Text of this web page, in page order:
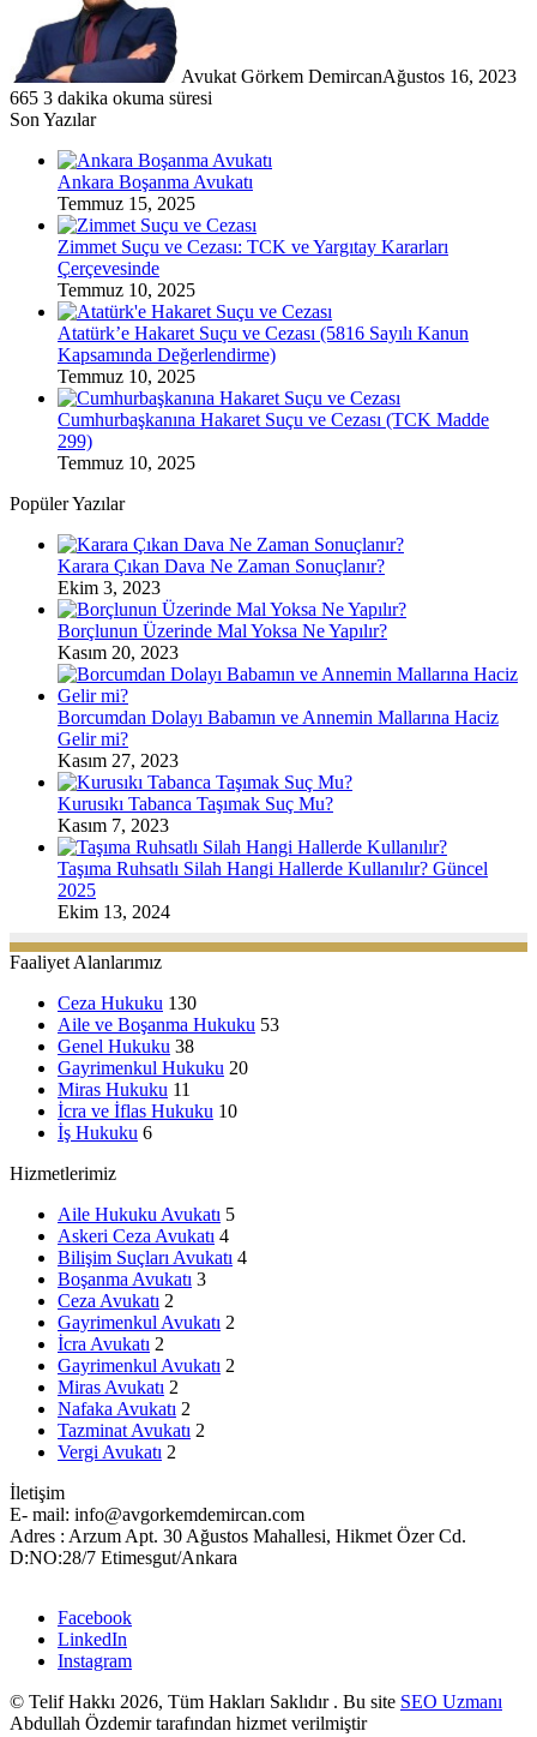
Avukat Görkem DemircanAğustos 16, 2023
665 3 dakika okuma süresi
Son Yazılar
Ankara Boşanma Avukatı
Temmuz 15, 2025
Zimmet Suçu ve Cezası: TCK ve Yargıtay Kararları
Çerçevesinde
Temmuz 10, 2025
Atatürk’e Hakaret Suçu ve Cezası (5816 Sayılı Kanun
Kapsamında Değerlendirme)
Temmuz 10, 2025
Cumhurbaşkanına Hakaret Suçu ve Cezası (TCK Madde
299)
Temmuz 10, 2025
Popüler Yazılar
Karara Çıkan Dava Ne Zaman Sonuçlanır?
Ekim 3, 2023
Borçlunun Üzerinde Mal Yoksa Ne Yapılır?
Kasım 20, 2023
Borcumdan Dolayı Babamın ve Annemin Mallarına Haciz
Gelir mi?
Kasım 27, 2023
Kurusıkı Tabanca Taşımak Suç Mu?
Kasım 7, 2023
Taşıma Ruhsatlı Silah Hangi Hallerde Kullanılır? Güncel
2025
Ekim 13, 2024
Faaliyet Alanlarımız
Ceza Hukuku 130
Aile ve Boşanma Hukuku 53
Genel Hukuku 38
Gayrimenkul Hukuku 20
Miras Hukuku 11
İcra ve İflas Hukuku 10
İş Hukuku 6
Hizmetlerimiz
Aile Hukuku Avukatı 5
Askeri Ceza Avukatı 4
Bilişim Suçları Avukatı 4
Boşanma Avukatı 3
Ceza Avukatı 2
Gayrimenkul Avukatı 2
İcra Avukatı 2
Gayrimenkul Avukatı 2
Miras Avukatı 2
Nafaka Avukatı 2
Tazminat Avukatı 2
Vergi Avukatı 2
İletişim
E- mail: info@avgorkemdemircan.com
Adres : Arzum Apt. 30 Ağustos Mahallesi, Hikmet Özer Cd.
D:NO:28/7 Etimesgut/Ankara
Facebook
LinkedIn
Instagram
© Telif Hakkı 2026, Tüm Hakları Saklıdır . Bu site SEO Uzmanı
Abdullah Özdemir tarafından hizmet verilmiştir